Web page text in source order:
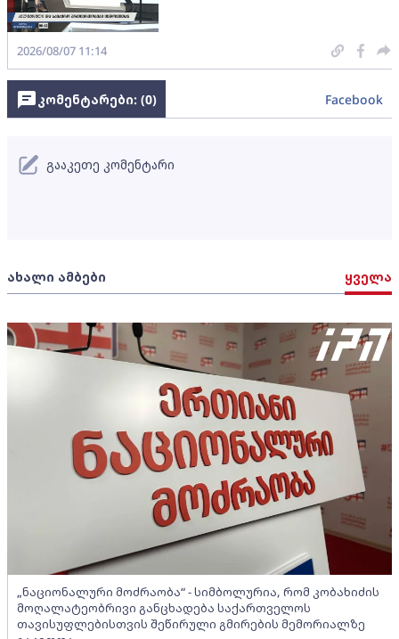
2026/08/07 11:14
ახალი ამბები ყველა
„ნაციონალური მოძრაობა“ - სიმბოლურია, რომ კობახიძის
მოღალატეობრივი განცხადება საქართველოს
თავისუფლებისთვის შეწირული გმირების მემორიალზე
კომენტარები: (0) Facebook
გააკეთე კომენტარი